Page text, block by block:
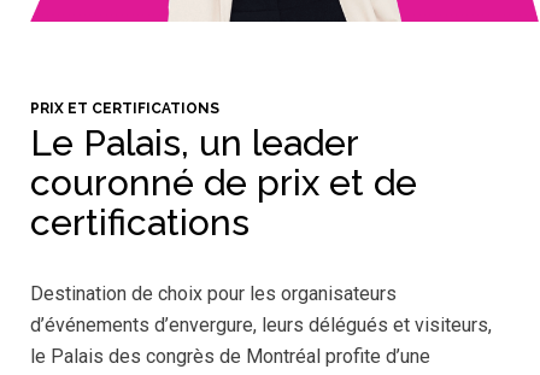
PRIX ET CERTIFICATIONS
Le Palais, un leader
couronné de prix et de
certifications
Destination de choix pour les organisateurs
d’événements d’envergure, leurs délégués et visiteurs,
le Palais des congrès de Montréal profite d’une